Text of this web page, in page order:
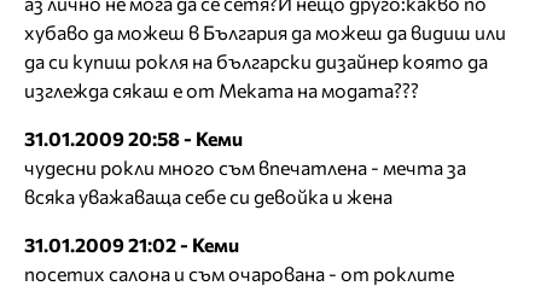
хубаво да можеш в България да можеш да видиш или
да си купиш рокля на български дизайнер която да
изглежда сякаш е от Меката на модата???
31.01.2009 20:58 - Кеми
чудесни рокли много съм впечатлена - мечта за
всяка уважаваща себе си девойка и жена
31.01.2009 21:02 - Кеми
посетих салона и съм очарована - от роклите